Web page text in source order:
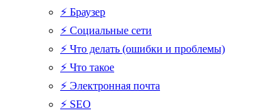
⚡ Браузер
⚡ Социальные сети
⚡ Что делать (ошибки и проблемы)
⚡ Что такое
⚡ Электронная почта
⚡ SEO